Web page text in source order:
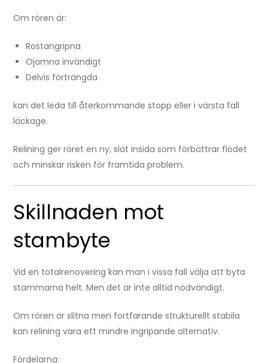
Om rören är:
Rostangripna
Ojämna invändigt
Delvis förträngda
kan det leda till återkommande stopp eller i värsta fall
läckage.
Relining ger röret en ny, slät insida som förbättrar flödet
och minskar risken för framtida problem.
Skillnaden mot
stambyte
Vid en totalrenovering kan man i vissa fall välja att byta
stammarna helt. Men det är inte alltid nödvändigt.
Om rören är slitna men fortfarande strukturellt stabila
kan relining vara ett mindre ingripande alternativ.
Fördelarna: